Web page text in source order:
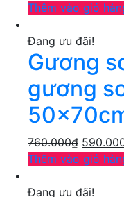
Thêm vào giỏ
Đang ưu đãi!
Gương
gương
760.000₫
Thêm vào giỏ
Đang ưu đãi!